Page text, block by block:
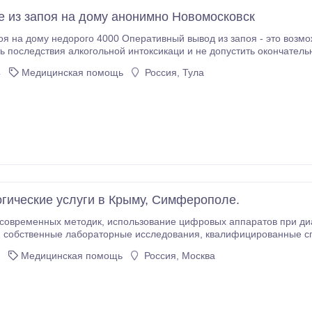
из запоя на дому анонимно Новомосковск
вывод из запоя - это возможность снять абстинентный синдром,
алкогольной интоксикаци и не допустить окончательного отравления пациента. Профессиональная
Медицинская помощь Россия, Тула
услуги в Крыму, Симферополе.
цифровых аппаратов при диагностике и выборе программ восстановления
зубы взамен утраченных! Гарантируем отличное качество работы и
Медицинская помощь Россия, Москва